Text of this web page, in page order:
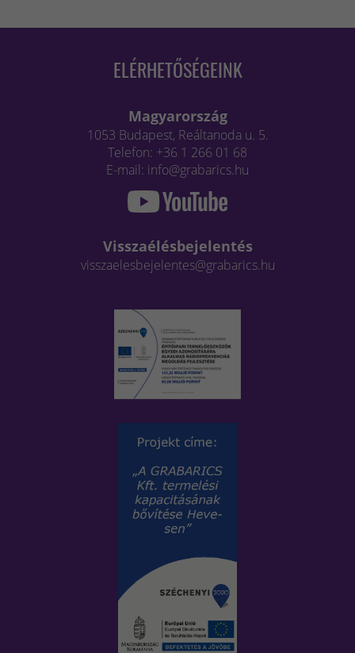
ELÉRHETŐSÉGEINK
Magyarország
1053 Budapest, Reáltanoda u. 5.
Telefon: +36 1 266 01 68
E-mail: info@grabarics.hu
Visszaélésbejelentés
visszaelesbejelentes@grabarics.hu